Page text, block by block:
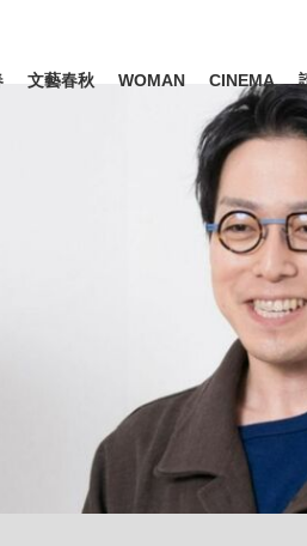
ビジネス
「最悪の空気のまま解散」
観る将棋、読
文藝春秋 WOMAN CINEMA
#内田有紀